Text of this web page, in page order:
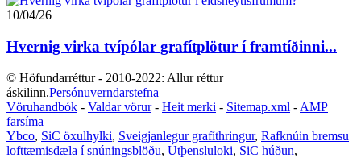
10/04/26
Hvernig virka tvípólar grafítplötur í framtíðinni...
© Höfundarréttur - 2010-2022: Allur réttur
áskilinn.Persónuverndarstefna
Vöruhandbók - Valdar vörur- Heit merki - Sitemap.xml - AMP
farsíma
Ybco, SiC öxulhylki, Sveigjanlegur grafíthringur, Rafknúin bremsu
lofttæmisdæla í snúningsblöðu, Útþensluloki, SiC húðun,